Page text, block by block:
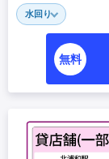
水回り
無料